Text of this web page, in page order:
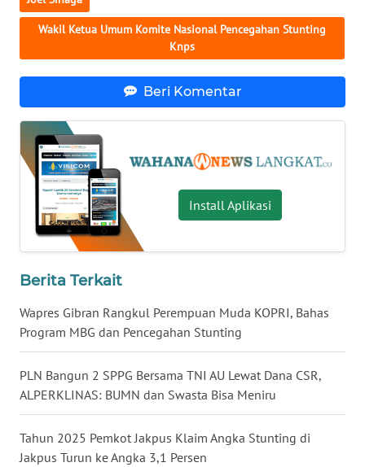
Wakil Ketua Umum Komite Nasional Pencegahan Stunting
Knps
Beri Komentar
Install Aplikasi
Berita Terkait
Wapres Gibran Rangkul Perempuan Muda KOPRI, Bahas
Program MBG dan Pencegahan Stunting
PLN Bangun 2 SPPG Bersama TNI AU Lewat Dana CSR,
ALPERKLINAS: BUMN dan Swasta Bisa Meniru
Tahun 2025 Pemkot Jakpus Klaim Angka Stunting di
Jakpus Turun ke Angka 3,1 Persen
WN
KALSEL
WN
KALTIM
WN
SULSEL
WN
GORONTALO
WN
SULUT
WN
MALUKU
WN